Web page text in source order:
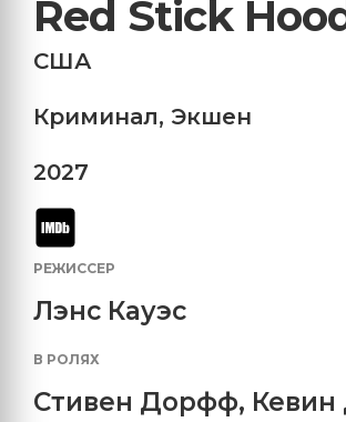
Red Stick
США
Криминал, Экшен
2027
РЕЖИССЕР
Лэнс Кауэс
В РОЛЯХ
Стивен Дорфф,